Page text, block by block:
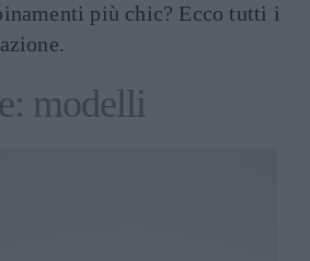
più chic? Ecco tutti i
modelli